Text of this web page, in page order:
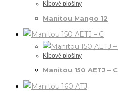
Kĺbové plošiny
Manitou Mango 12
Kĺbové plošiny
Manitou 150 AETJ – C